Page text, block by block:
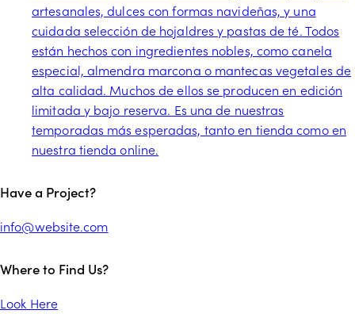
artesanales, dulces con formas navideñas, y una
cuidada selección de hojaldres y pastas de té. Todos
están hechos con ingredientes nobles, como canela
especial, almendra marcona o mantecas vegetales de
alta calidad. Muchos de ellos se producen en edición
limitada y bajo reserva. Es una de nuestras
temporadas más esperadas, tanto en tienda como en
nuestra tienda online.
facebook-
twitter-
instagram
tik-
Have a Project?
info@website.com
Where to Find Us?
Look Here